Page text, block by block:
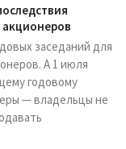
акционеров
заседаний для
А 1 июля
годовому
— владельцы не